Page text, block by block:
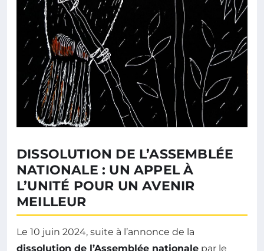
DISSOLUTION DE L’ASSEMBLÉE
NATIONALE : UN APPEL À
L’UNITÉ POUR UN AVENIR
MEILLEUR
Le 10 juin 2024, suite à l’annonce de la
dissolution de l’Assemblée nationale par le